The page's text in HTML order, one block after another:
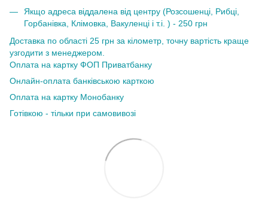
Якщо адреса віддалена від центру (Розсошенці, Рибці,
Горбанівка, Клімовка, Вакуленці і т.і. ) - 250 грн
Доставка по області 25 грн за кілометр, точну вартість краще
узгодити з менеджером.
Оплата на картку ФОП Приватбанку
Онлайн-оплата банківською карткою
Оплата на картку Монобанку
Готівкою - тільки при самовивозі